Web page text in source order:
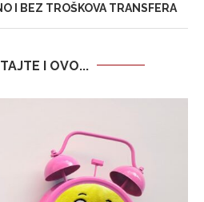
I BEZ TROŠKOVA TRANSFERA
I OVO...